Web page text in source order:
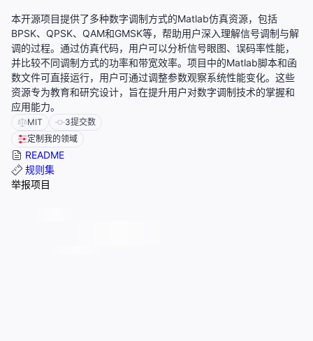
本开源项目提供了多种数字调制方式的Matlab仿真资源，包括
BPSK、QPSK、QAM和GMSK等，帮助用户深入理解信号调制与解
调的过程。通过仿真代码，用户可以分析信号眼图、误码率性能，
并比较不同调制方式的功率和带宽效率。项目中的Matlab脚本和函
数文件可直接运行，用户可通过调整参数观察系统性能变化。这些
资源专为教育和研究设计，旨在提升用户对数字调制技术的掌握和
应用能力。
MIT 3提交数
定制我的领域
README
规则集
举报项目